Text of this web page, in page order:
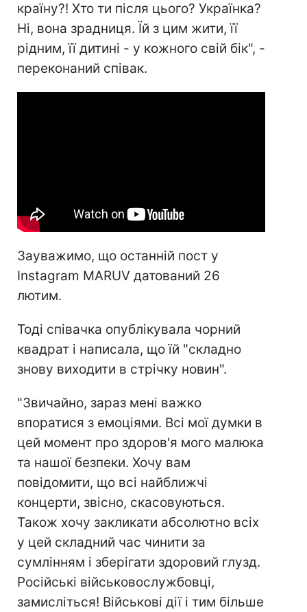
країну?! Хто ти після цього? Українка?
Ні, вона зрадниця. Їй з цим жити, її
рідним, її дитині - у кожного свій бік", -
переконаний співак.
Зауважимо, що останній пост у
Instagram MARUV датований 26
лютим.
Тоді співачка опублікувала чорний
квадрат і написала, що їй "складно
знову виходити в стрічку новин".
"Звичайно, зараз мені важко
впоратися з емоціями. Всі мої думки в
цей момент про здоров'я мого малюка
та нашої безпеки. Хочу вам
повідомити, що всі найближчі
концерти, звісно, скасовуються.
Також хочу закликати абсолютно всіх
у цей складний час чинити за
сумлінням і зберігати здоровий глузд.
Російські військовослужбовці,
замисліться! Військові дії і тим більше